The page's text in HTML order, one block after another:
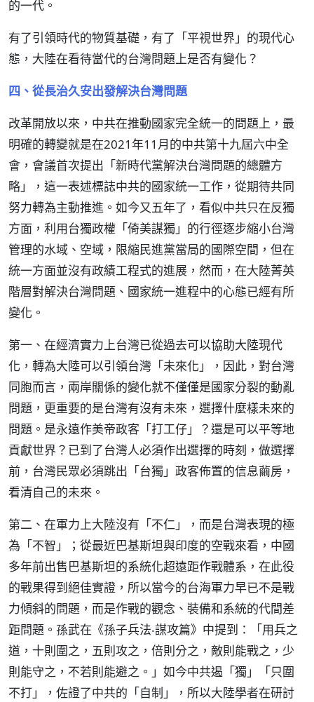
的一代。
有了引領時代的物質基礎，有了「平視世界」的現代心
態，大陸在看待當代的台灣問題上是否有變化？
四、從長治久安出發解決台灣問題
改革開放以來，中共在推動國家完全統一的問題上，最
明確的轉變就是在2021年11月的中共第十九屆六中全
會，會議首次提出「新時代黨解決台灣問題的總體方
略」，這一表述標誌中共的國家統一工作，從期待共同
努力轉為主動推進。如今又五年了，看似中共只在反獨
方面，利用台獨政權「倚美謀獨」的行徑逐步縮小台灣
管理的水域、空域，限縮民進黨當局的國際空間，但在
統一方面並沒有政績工程式的進展，然而，在大陸菁英
階層對解決台灣問題、國家統一進程中的心態已經有所
變化。
第一、在經濟實力上台灣已從過去可以協助大陸現代
化，轉為大陸可以引領台灣「未來化」，因此，對台灣
同胞而言，兩岸關係的變化就不僅僅是國家分裂的動亂
問題，更重要的是台灣有沒有未來，選擇什麼樣未來的
問題。是永遠作美帝政客「打工仔」？還是可以平等地
貢獻世界？已到了台灣人必須作出選擇的時刻，做選擇
前，台灣民眾必須跳出「台獨」政客佈置的信息繭房，
看清自己的未來。
第二、在軍力上大陸沒有「不仁」，而是台灣表現的極
為「不智」；從最近巴基斯坦與印度的空戰來看，中國
多年前出售巴基斯坦的系統化超遠距作戰體系，在此役
的戰果得到絕佳實證，所以當今的台海軍力早已不是戰
力傾斜的問題，而是作戰的觀念、裝備和系統的代間差
距問題。孫武在《孫子兵法‧謀攻篇》中提到：「用兵之
道，十則圍之，五則攻之，倍則分之，敵則能戰之，少
則能守之，不若則能避之。」如今中共遏「獨」「只圍
不打」，佐證了中共的「自制」，所以大陸學者在研討